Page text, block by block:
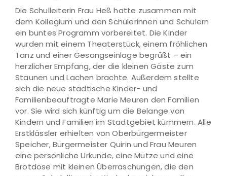
Die Schulleiterin Frau Heß hatte zusammen mit
dem Kollegium und den Schülerinnen und Schülern
ein buntes Programm vorbereitet. Die Kinder
wurden mit einem Theaterstück, einem fröhlichen
Tanz und einer Gesangseinlage begrüßt – ein
herzlicher Empfang, der die kleinen Gäste zum
Staunen und Lachen brachte. Außerdem stellte
sich die neue städtische Kinder- und
Familienbeauftragte Marie Meuren den Familien
vor. Sie wird sich künftig um die Belange von
Kindern und Familien im Stadtgebiet kümmern. Alle
Erstklässler erhielten von Oberbürgermeister
Speicher, Bürgermeister Quirin und Frau Meuren
eine persönliche Urkunde, eine Mütze und eine
Brotdose mit kleinen Überraschungen, die den